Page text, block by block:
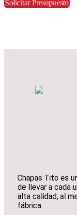
Solicitar Presupuesto
Chapas Tito es
de llevar a cada
alta calidad, al
fábrica.